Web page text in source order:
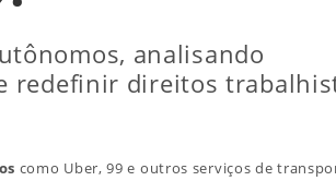
analisando
redefinir direitos
como Uber, 99 e outros serviços de